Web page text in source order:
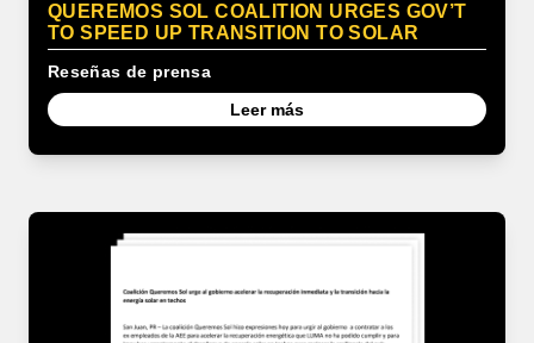
QUEREMOS SOL COALITION URGES GOV’T
TO SPEED UP TRANSITION TO SOLAR
Reseñas de prensa
Leer más